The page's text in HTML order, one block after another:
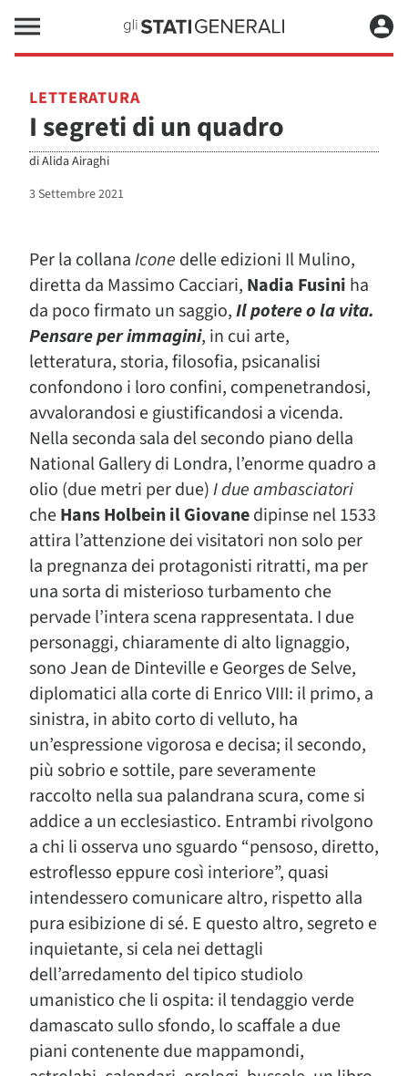
LETTERATURA
I segreti di un quadro
diAlida Airaghi
3 Settembre 2021
Per la collanaIcone delle edizioni Il Mulino,
diretta da Massimo Cacciari, Nadia Fusini ha
da poco firmato un saggio,Il potere o la vita.
Pensare per immagini, in cui arte,
letteratura, storia, filosofia, psicanalisi
confondono i loro confini, compenetrandosi,
avvalorandosi e giustificandosi a vicenda.
Nella seconda sala del secondo piano della
National Gallery di Londra, l’enorme quadro a
olio (due metri per due)I due ambasciatori
cheHans Holbein il Giovanedipinse nel 1533
attira l’attenzione dei visitatori non solo per
la pregnanza dei protagonisti ritratti, ma per
una sorta di misterioso turbamento che
pervade l’intera scena rappresentata. I due
personaggi, chiaramente di alto lignaggio,
sono Jean de Dinteville e Georges de Selve,
diplomatici alla corte di Enrico VIII: il primo, a
sinistra, in abito corto di velluto, ha
un’espressione vigorosa e decisa; il secondo,
più sobrio e sottile, pare severamente
raccolto nella sua palandrana scura, come si
addice a un ecclesiastico. Entrambi rivolgono
a chi li osserva uno sguardo “pensoso, diretto,
estroflesso eppure così interiore”, quasi
intendessero comunicare altro, rispetto alla
pura esibizione di sé. E questo altro, segreto e
inquietante, si cela nei dettagli
dell’arredamento del tipico studiolo
umanistico che li ospita: il tendaggio verde
damascato sullo sfondo, lo scaffale a due
piani contenente due mappamondi,